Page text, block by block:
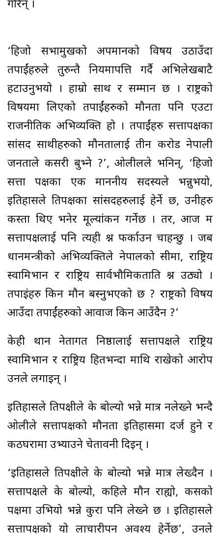
गरिन् ।
‘हिजो सभामुखको अपमानको विषय उठाउँदा
तपाईंहरुले तुरुन्तै नियमापत्ति गर्दै अभिलेखबाटै
हटाउनुभयो । हाम्रो साथ र सम्मान छ । राष्ट्रको
विषयमा लिएको तपाईंहरुको मौनता पनि एउटा
राजनीतिक अभिव्यक्ति हो । तपाईंहरु सत्तापक्षका
सांसद साथीहरुको मौनतालाई तीन करोड नेपाली
जनताले कसरी बुभ्ने ?’, ओलीलले भनिन्, ‘हिजो
सत्ता पक्षका एक माननीय सदस्यले भन्नुभयो,
इतिहासले प्रतिपक्षका सांसदहरुलाई हेर्ने छ, उनीहरु
कस्ता थिए भनेर मूल्यांकन गर्नेछ । तर, आज म
सत्तापक्षलाई पनि त्यही प्रश्न फर्काउन चाहन्छु । जब
प्रधानमन्त्रीको अभिव्यक्तिले नेपालको सीमा, राष्ट्रिय
स्वामिभान र राष्ट्रिय सार्वभौमिकताप्रति प्रश्न उठ्यो ।
तपाइंहरु किन मौन बस्नुभएको छ ? राष्ट्रको विषय
आउँदा तपाईंहरुको आवाज किन आउँदैन ?’
केही थान नेतागत निष्ठालाई सत्तापक्षले राष्ट्रिय
स्वामिभान र राष्ट्रिय हितभन्दा माथि राखेको आरोप
उनले लगाइन् ।
इतिहासले प्रतिपक्षीले के बोल्यो भन्ने मात्र नलेख्ने भन्दै
ओलीले सत्तापक्षको मौनता इतिहासमा दर्ज हुने र
कठघरामा उभ्याउने चेतावनी दिइन् ।
‘इतिहासले प्रतिपक्षीले के बोल्यो भन्ने मात्र लेख्दैन ।
सत्तापक्षले के बोल्यो, कहिले मौन राह्यो, कसको
पक्षमा उभियो भन्ने कुरा पनि लेख्ने छ । इतिहासले
सत्तापक्षको यो लाचारीपन अवश्य हेर्नेछ’, उनले